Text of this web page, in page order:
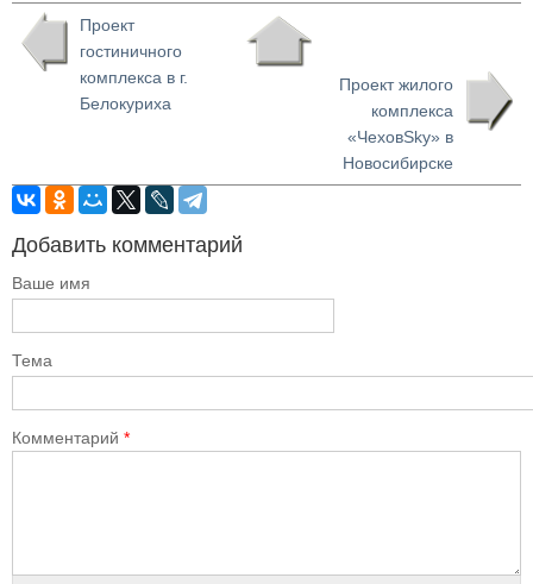
Проект
гостиничного
комплекса в г.
Белокуриха
Проект жилого
комплекса
«ЧеховSky» в
Новосибирске
Добавить комментарий
Ваше имя
Тема
Комментарий *